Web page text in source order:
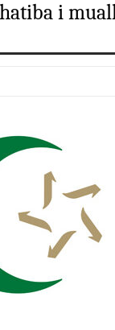
i